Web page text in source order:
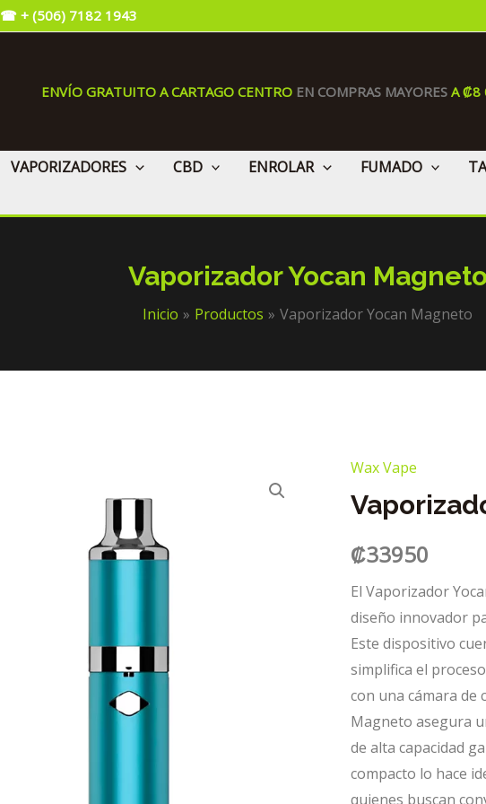
☎ + (506) 7182 1943
ENVÍO GRATUITO A CARTAGO CENTRO EN COMPRAS MAYORES A ₡8
VAPORIZADORES CBD ENROLAR FUMADO
Vaporizador Yocan Magneto
Inicio Productos Vaporizador Yocan Magneto
Wax Vape
₡33950
El Vaporizador
diseño innovador
Este dispositivo
simplifica el
con una cámara de
Magneto asegura
de alta capacidad
compacto lo hace
quienes buscan